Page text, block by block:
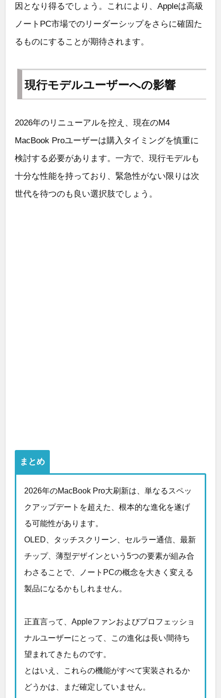
因となり得るでしょう。これにより、Appleは高級
ノートPC市場でのリーダーシップをさらに確固た
るものにすることが期待されます。
現行モデルユーザーへの影響
2026年のリニューアルを控え、現在のM4
MacBook Proユーザーは購入タイミングを慎重に
検討する必要があります。一方で、現行モデルも
十分な性能を持っており、緊急性がない限りは次
世代を待つのも良い選択肢でしょう。
まとめ
2026年のMacBook Pro大刷新は、単なるスペッ
クアップデートを超えた、根本的な進化を遂げ
る可能性があります。
OLED、タッチスクリーン、セルラー通信、最新
チップ、薄型デザインという5つの要素が組み合
わさることで、ノートPCの概念を大きく変える
製品になるかもしれません。
正直言って、Appleファンおよびプロフェッショ
ナルユーザーにとって、この進化は長い間待ち
望まれてきたものです。
とはいえ、これらの機能がすべて実装されるか
どうかは、まだ確定していません。